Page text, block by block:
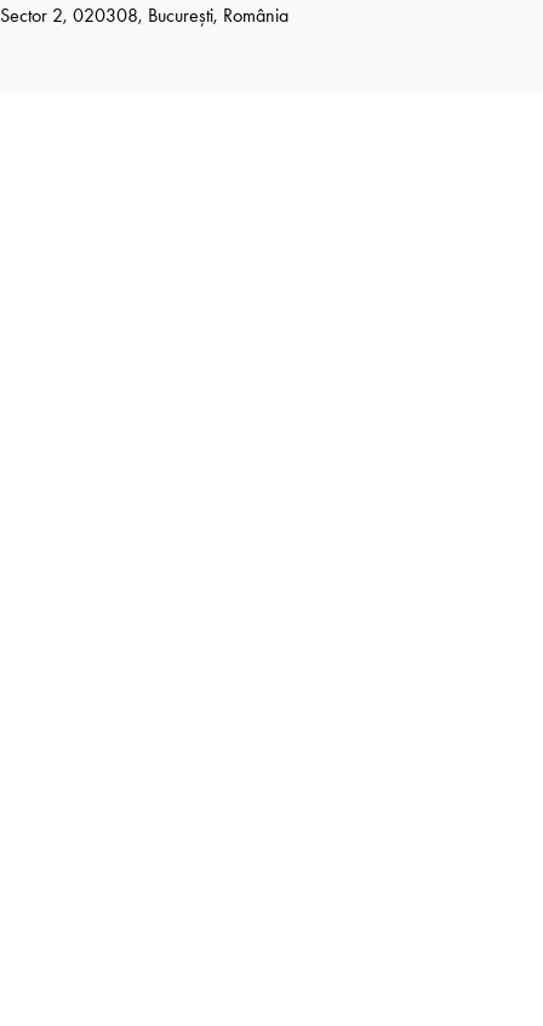
Sector 2, 020308, București, România